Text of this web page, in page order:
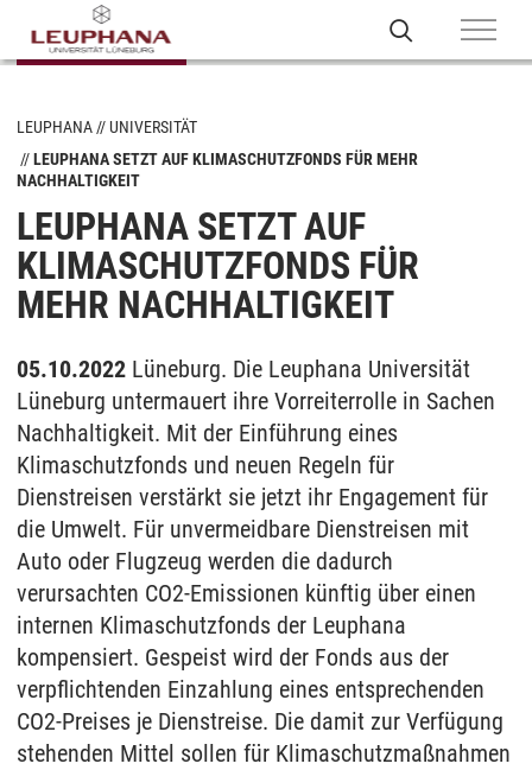
LEUPHANA
UNIVERSITÄT
LEUPHANA SETZT AUF KLIMASCHUTZFONDS FÜR MEHR
NACHHALTIGKEIT
LEUPHANA SETZT AUF
KLIMASCHUTZFONDS FÜR
MEHR NACHHALTIGKEIT
05.10.2022 Lüneburg. Die Leuphana Universität
Lüneburg untermauert ihre Vorreiterrolle in Sachen
Nachhaltigkeit. Mit der Einführung eines
Klimaschutzfonds und neuen Regeln für
Dienstreisen verstärkt sie jetzt ihr Engagement für
die Umwelt. Für unvermeidbare Dienstreisen mit
Auto oder Flugzeug werden die dadurch
verursachten CO2-Emissionen künftig über einen
internen Klimaschutzfonds der Leuphana
kompensiert. Gespeist wird der Fonds aus der
verpflichtenden Einzahlung eines entsprechenden
CO2-Preises je Dienstreise. Die damit zur Verfügung
stehenden Mittel sollen für Klimaschutzmaßnahmen